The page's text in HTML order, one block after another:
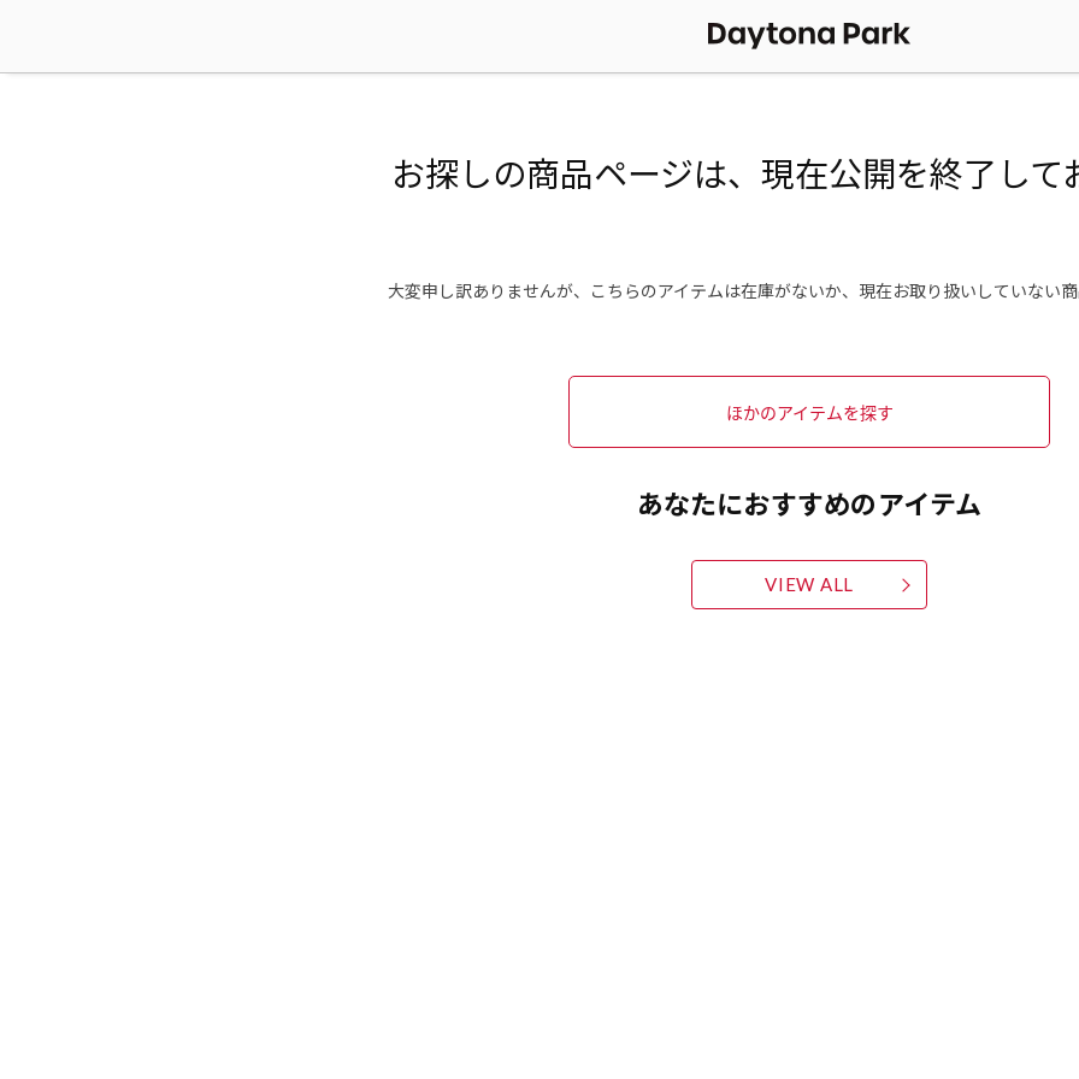
お探しの商品ページは、現在公開を終了して
大変申し訳ありませんが、こちらのアイテムは在庫がないか、現在お取り扱いしていない商
ほかのアイテムを探す
あなたにおすすめのアイテム
VIEW ALL